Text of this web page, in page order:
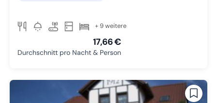
+ 9 weitere
17,66 €
Durchschnitt pro Nacht & Person